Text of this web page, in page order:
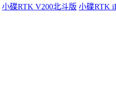
小碟RTK V200北斗版 小碟RTK